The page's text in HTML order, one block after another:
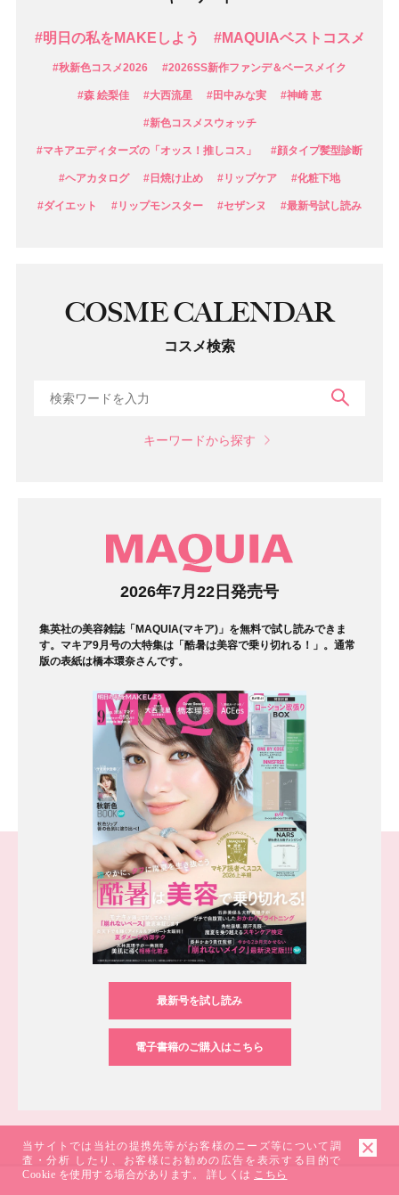
#明日の私をMAKEしよう #MAQUIAベストコスメ
#秋新色コスメ2026 #2026SS新作ファンデ＆ベースメイク
#森 絵梨佳 #大西流星 #田中みな実 #神崎 恵
#新色コスメスウォッチ
#マキアエディターズの「オッス！推しコス」 #顔タイプ髪型診断
#ヘアカタログ #日焼け止め #リップケア #化粧下地
#ダイエット #リップモンスター #セザンヌ #最新号試し読み
COSME CALENDAR
コスメ検索
キーワードから探す
2026年7月22日発売号
集英社の美容雑誌「MAQUIA(マキア)」を無料で試し読みできま
す。マキア9月号の大特集は「酷暑は美容で乗り切れる！」。通常
版の表紙は橋本環奈さんです。
最新号を試し読み
電子書籍のご購入はこちら
当サイトでは当社の提携先等がお客様のニーズ等について調
査・分析 したり、お客様にお勧めの広告を表示する目的で
Cookie を使用する場合があります。 詳しくは こちら